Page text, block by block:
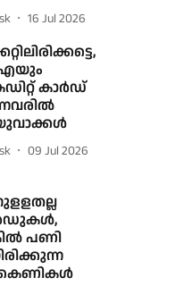
16 Jul 2026
കാർഡ്
09 Jul 2026
പണി
കെണികള്‍